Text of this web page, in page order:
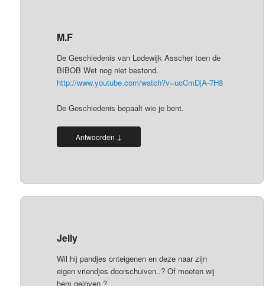
M.F
De Geschiedenis van Lodewijk Asscher toen de
BIBOB Wet nog niet bestond.
http://www.youtube.com/watch?v=uoCmDjA-7H8
De Geschiedenis bepaalt wie je bent.
Antwoorden ↓
Jelly
Wil hij pandjes onteigenen en deze naar zijn
eigen vriendjes doorschuiven..? Of moeten wij
hem geloven ?